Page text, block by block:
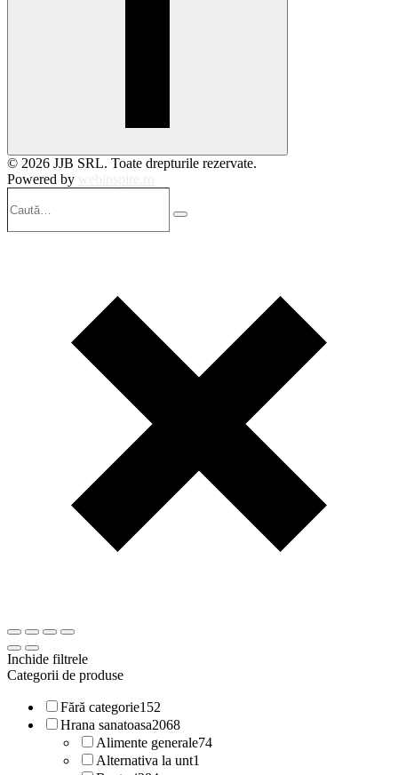
© 2026 JJB SRL. Toate drepturile rezervate.
Powered by
Search
Inchide filtrele
Categorii de produse
Fără categorie152
Hrana sanatoasa2068
Alimente generale74
Alternativa la unt1